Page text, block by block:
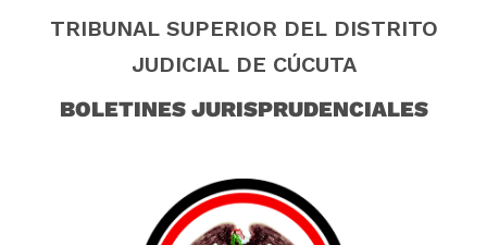
TRIBUNAL SUPERIOR DEL DISTRITO
JUDICIAL DE CÚCUTA
BOLETINES JURISPRUDENCIALES